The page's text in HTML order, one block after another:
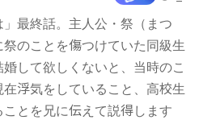
」最終話。主人公・祭（まつ
のことを傷つけていた同級生
して欲しくないと、当時のこ
浮気をしていること、高校生
とを兄に伝えて説得します